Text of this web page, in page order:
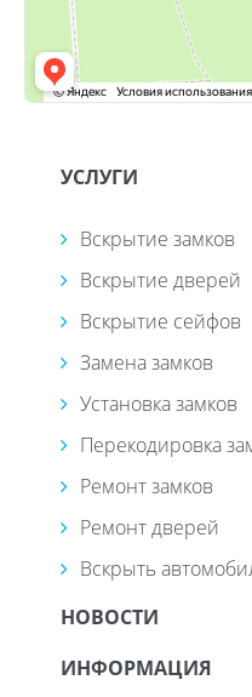
УСЛУГИ
Вскрытие замков
Вскрытие дверей
Вскрытие сейфов
Замена замков
Установка замков
Перекодировка
Ремонт замков
Ремонт дверей
Вскрыть
НОВОСТИ
ИНФОРМАЦИЯ